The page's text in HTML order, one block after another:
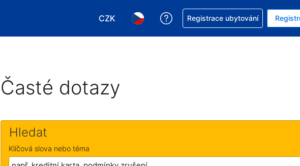
CZK
Vyberte si měnu. Aktuálně zvolená měna: Česká
Vyberte si jazyk. Aktuálně zvolený jazyk:
Asistence s rezervací
Registrace ubytování
Časté dotazy
Hledat
Klíčová slova nebo téma